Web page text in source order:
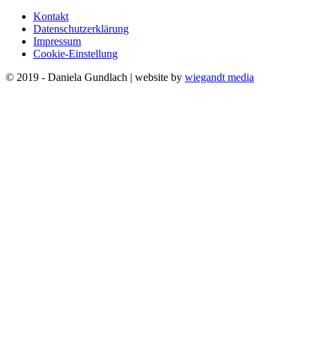
Kontakt
Datenschutzerklärung
Impressum
Cookie-Einstellung
© 2019 - Daniela Gundlach | website by wiegandt media